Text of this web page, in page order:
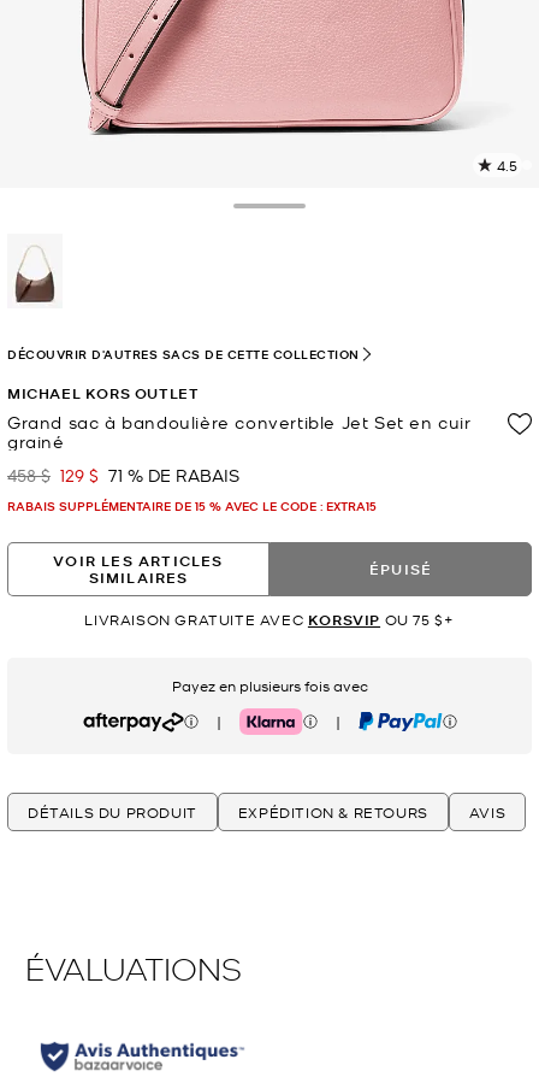
4.5
MICHAEL KORS OUTLET
Grand sac à bandoulière convertible Jet Set en cuir
grainé
était
458 $ maintenant
129 $ 71 % DE RABAIS
RABAIS SUPPLÉMENTAIRE DE 15 % AVEC LE CODE : EXTRA15
DÉCOUVRIR D'AUTRES SACS DE CETTE COLLECTION
VOIR LES ARTICLES
SIMILAIRES
ÉPUISÉ
LIVRAISON GRATUITE AVEC KORSVIP OU 75 $+
Payez en plusieurs fois avec
Afterpay | Klarna | PayPal
DÉTAILS DU PRODUIT EXPÉDITION & RETOURS AVIS